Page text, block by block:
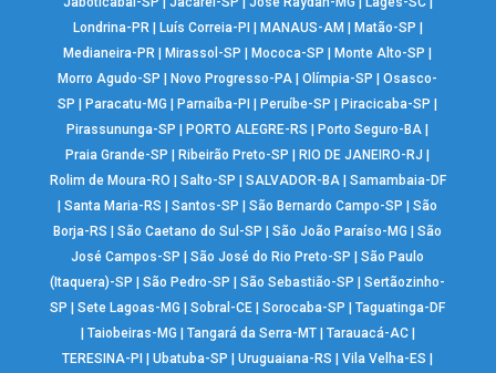
Londrina-PR| Luís Correia-PI MANAUS-AM Matão-SP
Medianeira-PR
Mirassol-SP Mococa-SP Monte Alto-SP
Morro Agudo-SP
Novo Progresso-PA |Olímpia-SP |Osasco-
SP
Paracatu-MG Parnaíba-PI Peruíbe-SP Piracicaba-SP
Pirassununga-SP
PORTO ALEGRE-RS Porto Seguro-BA
Praia Grande-SP
Ribeirão Preto-SP RIO DE JANEIRO-RJ
Rolim de Moura-RO
Salto-SP SALVADOR-BA| Samambaia-DF
|Santa Maria-RS |Santos-SP |São Bernardo Campo-SP |São
Borja-RS
|São Caetano do Sul-SP |São João Paraíso-MG |São
José Campos-SP
|São José do Rio Preto-SP |São Paulo
(Itaquera)-SP
|São Pedro-SP |São Sebastião-SP |Sertãozinho-
SP
|Sete Lagoas-MG |Sobral-CE |Sorocaba-SP |Taguatinga-DF
Taiobeiras-MG Tangará da Serra-MT| Tarauacá-AC|
TERESINA-PI
|Ubatuba-SP |Uruguaiana-RS |Vila Velha-ES